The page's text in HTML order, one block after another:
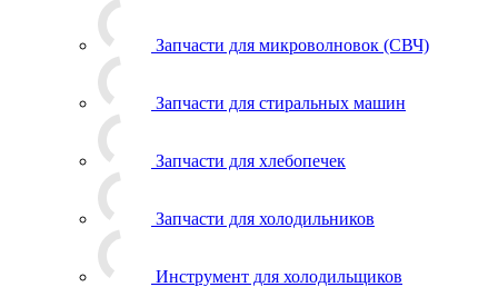
Запчасти для микроволновок (СВЧ)
Запчасти для стиральных машин
Запчасти для хлебопечек
Запчасти для холодильников
Инструмент для холодильщиков